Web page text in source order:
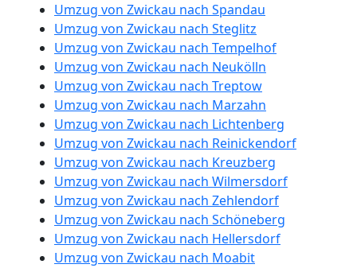
Umzug von Zwickau nach Spandau
Umzug von Zwickau nach Steglitz
Umzug von Zwickau nach Tempelhof
Umzug von Zwickau nach Neukölln
Umzug von Zwickau nach Treptow
Umzug von Zwickau nach Marzahn
Umzug von Zwickau nach Lichtenberg
Umzug von Zwickau nach Reinickendorf
Umzug von Zwickau nach Kreuzberg
Umzug von Zwickau nach Wilmersdorf
Umzug von Zwickau nach Zehlendorf
Umzug von Zwickau nach Schöneberg
Umzug von Zwickau nach Hellersdorf
Umzug von Zwickau nach Moabit